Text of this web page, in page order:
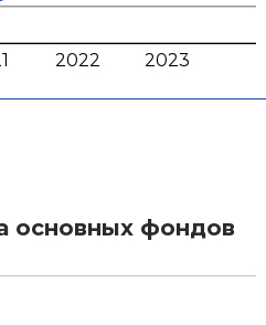
2022 2023
основных фондов